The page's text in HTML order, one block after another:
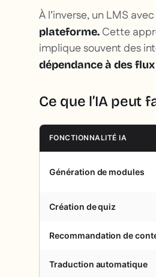
À l’inverse, un LMS avec
plateforme. Cette
implique souvent des
dépendance à des
Ce que l’IA peut
FONCTIONNALITÉ IA
Génération de modules
Création de quiz
Recommandation de
Traduction automatique